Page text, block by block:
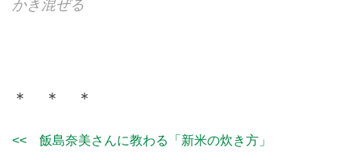
かき混ぜる
＊ ＊ ＊
<< 飯島奈美さんに教わる「新米の炊き方」